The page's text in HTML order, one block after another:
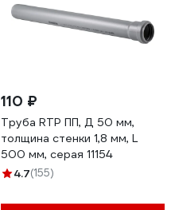
110 ₽
Труба RTP ПП, Д 50 мм,
толщина стенки 1,8 мм, L
500 мм, серая 11154
4.7(155)